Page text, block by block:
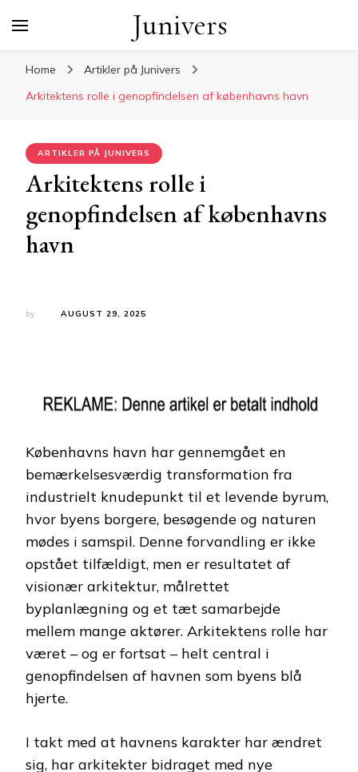
Junivers
Home
Artikler på Junivers
Arkitektens rolle i genopfindelsen af københavns havn
ARTIKLER PÅ JUNIVERS
Arkitektens rolle i
genopfindelsen af københavns
havn
by AUGUST 29, 2025
Københavns havn har gennemgået en
bemærkelsesværdig transformation fra
industrielt knudepunkt til et levende byrum,
hvor byens borgere, besøgende og naturen
mødes i samspil. Denne forvandling er ikke
opstået tilfældigt, men er resultatet af
visionær arkitektur, målrettet
byplanlægning og et tæt samarbejde
mellem mange aktører. Arkitektens rolle har
været – og er fortsat – helt central i
genopfindelsen af havnen som byens blå
hjerte.
I takt med at havnens karakter har ændret
sig, har arkitekter bidraget med nye